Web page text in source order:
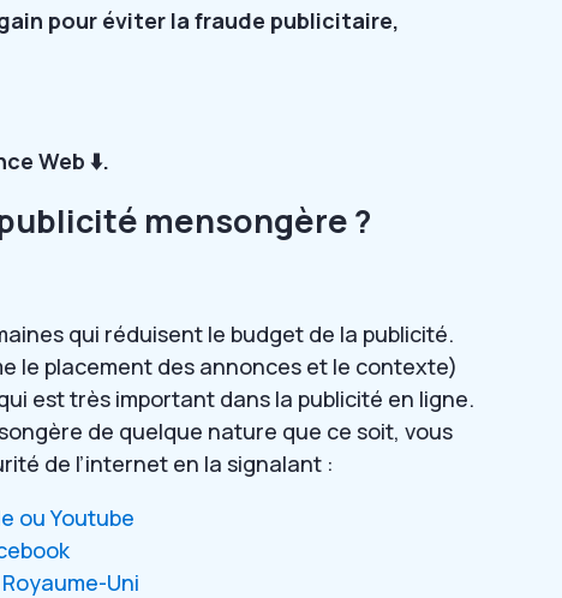
pour éviter la fraude publicitaire,
Web ⬇️.
mensongère ?
qui réduisent le budget de la publicité.
le placement des annonces et le contexte)
est très important dans la publicité en ligne.
de quelque nature que ce soit, vous
de l’internet en la signalant :
ou Youtube
Uni